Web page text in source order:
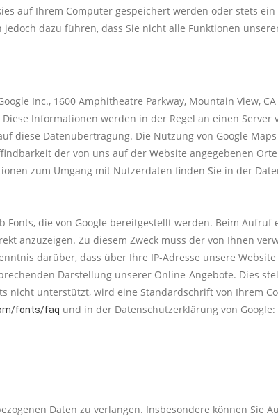
auf Ihrem Computer gespeichert werden oder stets
dazu führen, dass Sie nicht alle Funktionen
Inc., 1600 Amphitheatre Parkway, Mountain View,
Informationen werden in der Regel an einen Server
diese Datenübertragung. Die Nutzung von Google
der von uns auf der Website angegebenen
zum Umgang mit Nutzerdaten finden Sie in der
die von Google bereitgestellt werden. Beim Aufruf
anzuzeigen. Zu diesem Zweck muss der von Ihnen
darüber, dass über Ihre IP-Adresse unsere
Darstellung unserer Online-Angebote. Dies
nicht unterstützt, wird eine Standardschrift von Ihrem
fonts/faq und in der Datenschutzerklärung von Google:
Daten zu verlangen. Insbesondere können Sie